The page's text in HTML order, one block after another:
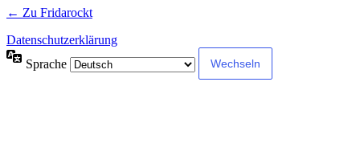
← Zu Fridarockt
Datenschutzerklärung
Sprache